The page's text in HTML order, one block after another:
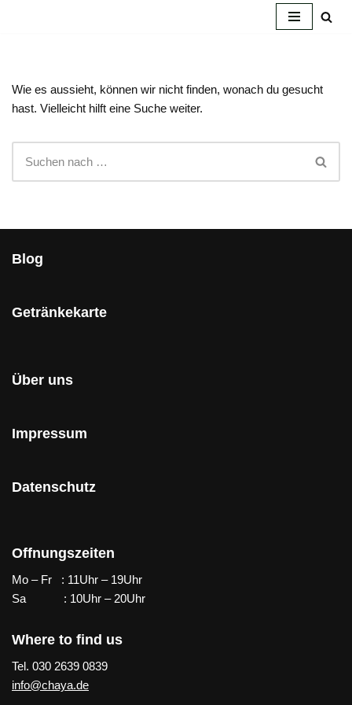
Wie es aussieht, können wir nicht finden, wonach du gesucht
hast. Vielleicht hilft eine Suche weiter.
Blog
Getränkekarte
Über uns
Impressum
Datenschutz
Offnungszeiten
Mo – Fr : 11Uhr – 19Uhr
Sa : 10Uhr – 20Uhr
Where to find us
Tel. 030 2639 0839
info@chaya.de